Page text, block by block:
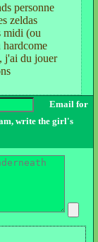
personne
zeldas
midi (ou
hardcome
j'ai du jouer
Email for
write the girl's